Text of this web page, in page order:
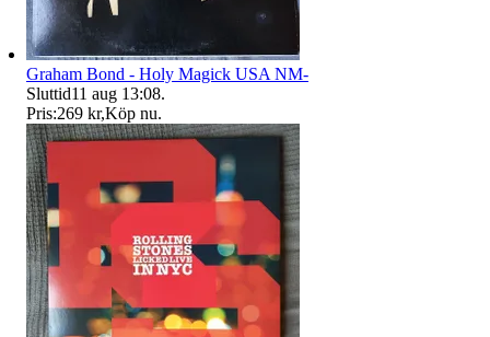
Graham Bond - Holy Magick USA NM-
Sluttid11 aug 13:08.
Pris:269 kr,Köp nu.